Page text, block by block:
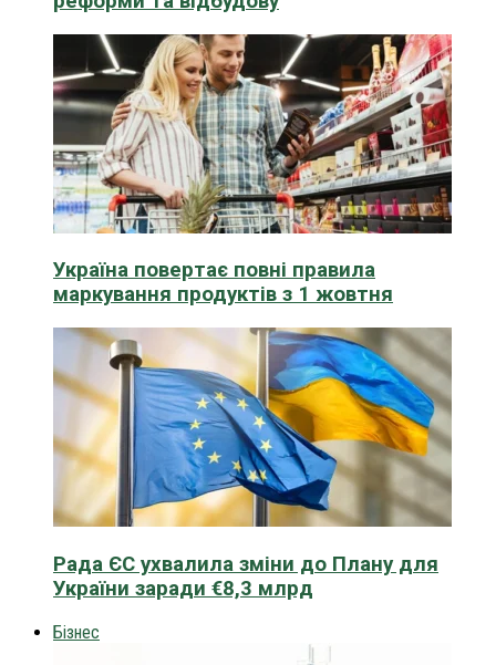
Україна повертає повні правила
маркування продуктів з 1 жовтня
Рада ЄС ухвалила зміни до Плану для
України заради €8,3 млрд
Бізнес